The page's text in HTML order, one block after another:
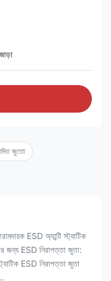
জুতো
ESD অ্যান্টি স্ট্যাটিক
জন্য ESD নিরাপত্তা জুতা:
ESD নিরাপত্তা জুতা